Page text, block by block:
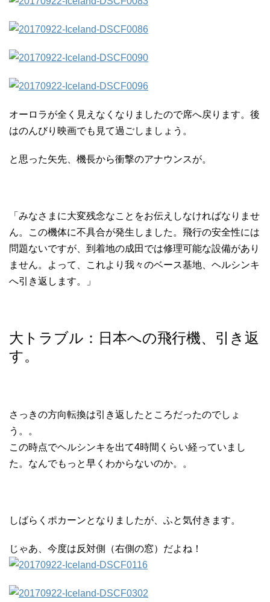
オーロラが全く見えなくなりましたので席へ戻ります。後
はのんびり映画でも見て過ごしましょう。
と思った矢先、機長から衝撃のアナウンスが。
「みなさまに大変残念なことをお伝えしなければなりませ
ん。この機体に不具合が発生しました。飛行の安全性には
問題ないですが、到着地の成田では修理可能な設備があり
ません。よって、これより我々のベース基地、ヘルシンキ
へ引き返します。」
大トラブル：日本への飛行機、引き返
す。
さっきの方向転換は引き返したところだったのでしょ
う。。
この時点でヘルシンキを出て4時間くらい経っていまし
た。なんでもっと早くわからないのか。。
しばらくポカーンとなりましたが、ふと気付きます。
じゃあ、今度は反対側（右側の窓）だよね！